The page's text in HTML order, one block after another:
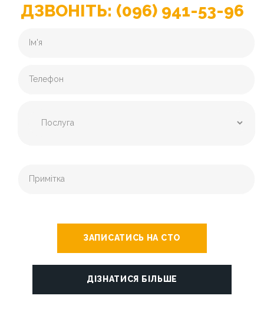
ДЗВОНІТЬ: (096) 941-53-96
ЗАПИСАТИСЬ НА СТО
ДІЗНАТИСЯ БІЛЬШЕ